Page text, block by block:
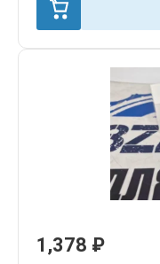
1,378 ₽